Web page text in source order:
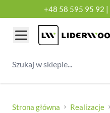
+48 58 595 95 92 |
Przejdź do treści
Strona główna Realizacje